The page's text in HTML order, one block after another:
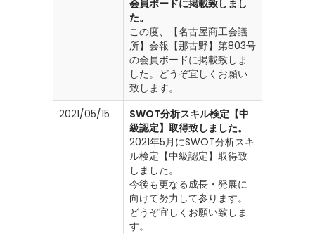
会員ボードに掲載致しまし
た。
この度、【名古屋商工会議
所】会報【那古野】第803号
の会員ボードに掲載致しま
した。どうぞ宜しくお願い
致します。
2021/05/15
SWOT分析スキル検定【中
級認定】取得致しました。
2021年5月にSWOT分析スキ
ル検定【中級認定】取得致
しました。
今後も更なる成長・発展に
向けて努力して参ります。
どうぞ宜しくお願い致しま
す。